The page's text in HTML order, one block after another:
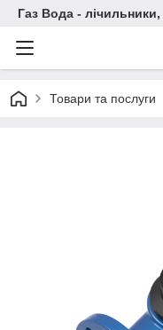
Газ Вода -
Товари та послуги